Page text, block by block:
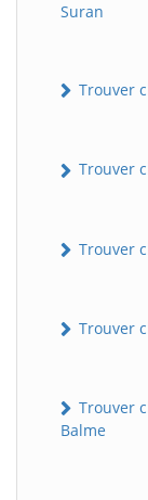
Suran
Trouver
Trouver
Trouver
Trouver
Trouver
Balme